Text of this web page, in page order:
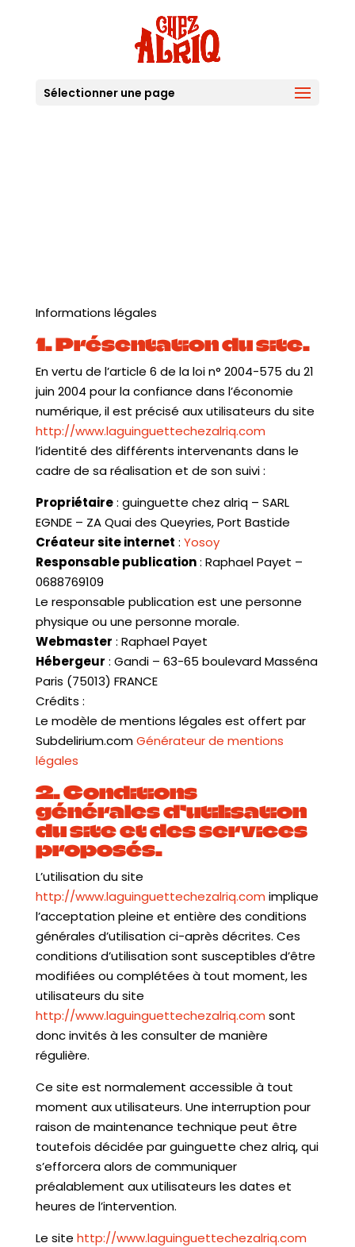
Sélectionner une page
Informations légales
1. Présentation du site.
En vertu de l’article 6 de la loi n° 2004-575 du 21
juin 2004 pour la confiance dans l’économie
numérique, il est précisé aux utilisateurs du site
http://www.laguinguettechezalriq.com
l’identité des différents intervenants dans le
cadre de sa réalisation et de son suivi :
Propriétaire: guinguette chez alriq – SARL
EGNDE – ZA Quai des Queyries, Port Bastide
Créateur site internet : Yosoy
Responsable publication: Raphael Payet –
0688769109
Le responsable publication est une personne
physique ou une personne morale.
Webmaster : Raphael Payet
Hébergeur : Gandi – 63-65 boulevard Masséna
Paris (75013) FRANCE
Crédits :
Le modèle de mentions légales est offert par
Subdelirium.comGénérateur de mentions
légales
2. Conditions
générales d’utilisation
du site et des services
proposés.
L’utilisation du site
http://www.laguinguettechezalriq.com implique
l’acceptation pleine et entière des conditions
générales d’utilisation ci-après décrites. Ces
conditions d’utilisation sont susceptibles d’être
modifiées ou complétées à tout moment, les
utilisateurs du site
http://www.laguinguettechezalriq.com sont
donc invités à les consulter de manière
régulière.
Ce site est normalement accessible à tout
moment aux utilisateurs. Une interruption pour
raison de maintenance technique peut être
toutefois décidée par guinguette chez alriq, qui
s’efforcera alors de communiquer
préalablement aux utilisateurs les dates et
heures de l’intervention.
Le site http://www.laguinguettechezalriq.com